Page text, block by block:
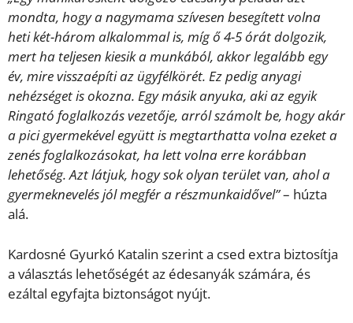
mondta, hogy a nagymama szívesen besegített volna
heti két-három alkalommal is, míg ő 4-5 órát dolgozik,
mert ha teljesen kiesik a munkából, akkor legalább egy
év, mire visszaépíti az ügyfélkörét. Ez pedig anyagi
nehézséget is okozna. Egy másik anyuka, aki az egyik
Ringató foglalkozás vezetője, arról számolt be, hogy akár
a pici gyermekével együtt is megtarthatta volna ezeket a
zenés foglalkozásokat, ha lett volna erre korábban
lehetőség. Azt látjuk, hogy sok olyan terület van, ahol a
gyermeknevelés jól megfér a részmunkaidővel”– húzta
alá.
Kardosné Gyurkó Katalin szerint a csed extra biztosítja
a választás lehetőségét az édesanyák számára, és
ezáltal egyfajta biztonságot nyújt.